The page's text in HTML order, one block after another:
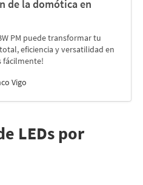
de la domótica en
PM puede transformar tu
eficiencia y versatilidad en
fácilmente!
Vigo
LEDs por